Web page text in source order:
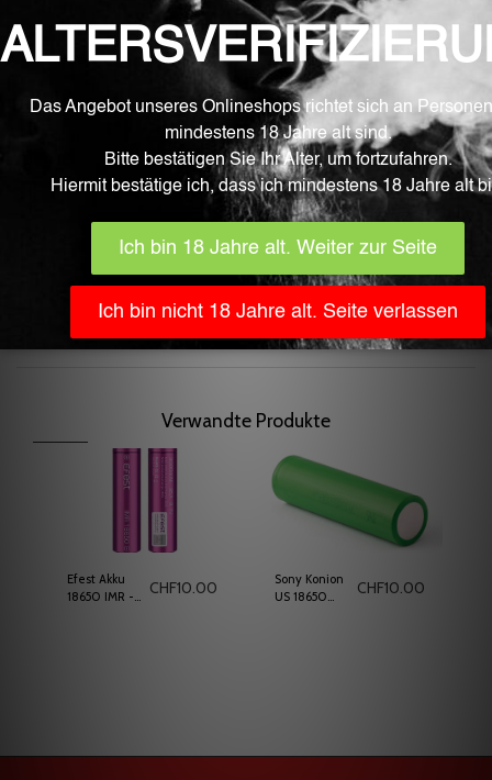
Flat Top Industrie Batterie von LG mit 3000mAh.
30 Ampere kontinuerlicher Entladungsstrom.
4 Ampere Ununterbrochener maximaler Ladestrom.
3,60 Volt Nennspannung, 4,2 Volt Ladeschlussspannung und 2,5 Volt
Nominal Voltage: 3.6V
Full charge Voltage: 4.2V
Temperatur (cell surface): Charge 0 ~ 50℃ , Discharge -20 ~
75℃
Durchmesser: 18.3 + 0.2/-0.3 mm ( Max. 18.5 mm )
Höhe: 65.0 ± 0.2 mm ( Max. 65.2 mm )
unprotected
Lieferumfang
186503000mAh Flat Top Batterie
ACHTUNG,Akkusicherheitbeachten!
Verwandte Produkte
Efest Akku
18650 IMR -
CHF10.00
Sony Konion
US 18650
CHF10.00